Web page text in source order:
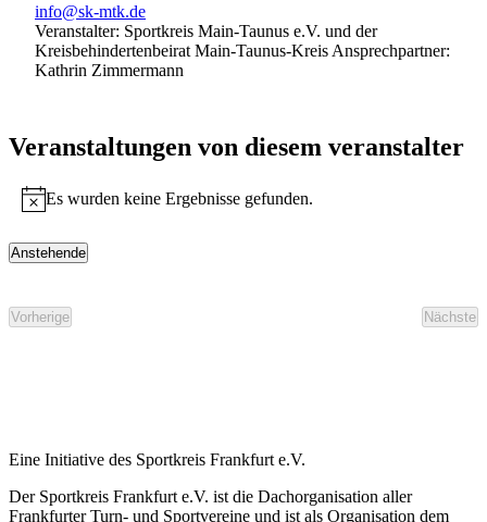
Email
info@sk-mtk.de
Veranstalter: Sportkreis Main-Taunus e.V. und der
Kreisbehindertenbeirat Main-Taunus-Kreis Ansprechpartner:
Kathrin Zimmermann
Veranstaltungen von diesem veranstalter
Hinweis
Es wurden keine Ergebnisse gefunden.
Anstehende
Vorherige
Veranstaltungen
Nächste
Eine Initiative des Sportkreis Frankfurt e.V.
Der Sportkreis Frankfurt e.V. ist die Dachorganisation aller
Frankfurter Turn- und Sportvereine und ist als Organisation dem